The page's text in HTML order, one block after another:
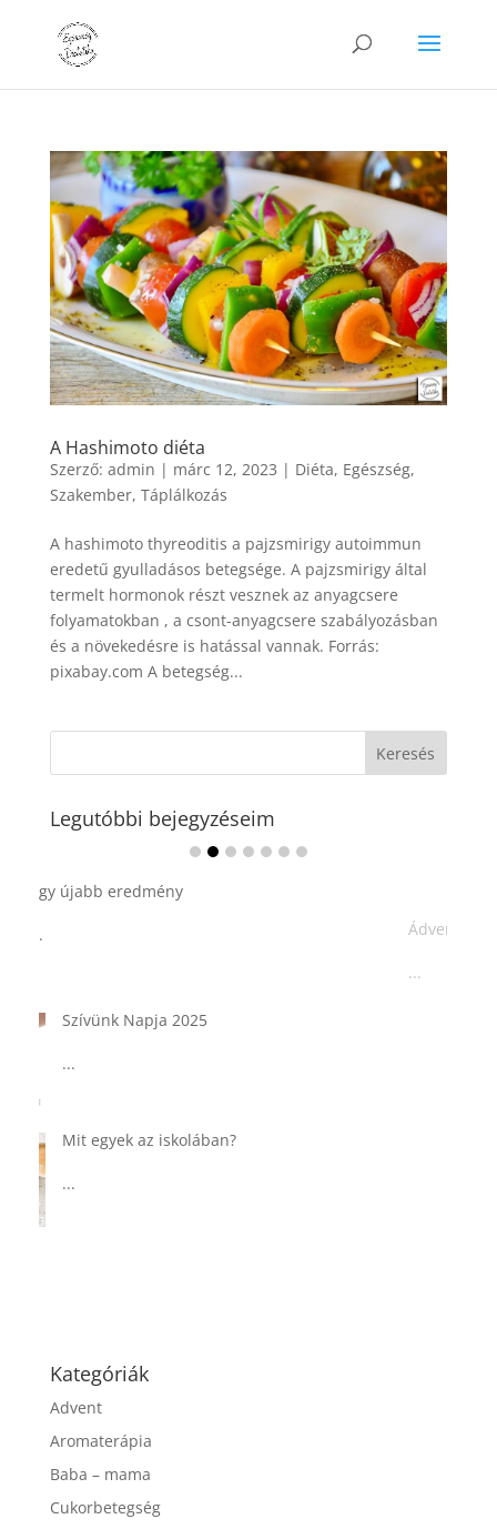
A Hashimoto diéta
Szerző: admin | márc 12, 2023 | Diéta, Egészség,
Szakember, Táplálkozás
A hashimoto thyreoditis a pajzsmirigy autoimmun
eredetű gyulladásos betegsége. A pajzsmirigy által
termelt hormonok részt vesznek az anyagcsere
folyamatokban , a csont-anyagcsere szabályozásban
és a növekedésre is hatással vannak. Forrás:
pixabay.com A betegség...
Legutóbbi bejegyzéseim
Ádvent 1. vasárnapja🌟
Kategóriák
Advent
Aromaterápia
Baba – mama
Cukorbetegség